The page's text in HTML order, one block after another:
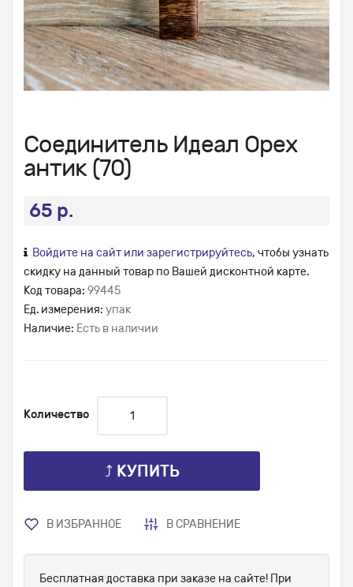
Соединитель Идеал Орех
антик (70)
65 р.
Войдите на сайт или зарегистрируйтесь, чтобы узнать
скидку на данный товар по Вашей дисконтной карте.
Код товара: 99445
Ед. измерения: упак
Наличие: Есть в наличии
Количество
⤴ КУПИТЬ
В ИЗБРАННОЕ В СРАВНЕНИЕ
Бесплатная доставка при заказе на сайте! При